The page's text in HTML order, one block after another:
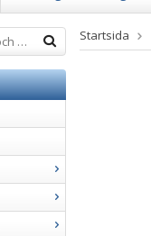
Startsida